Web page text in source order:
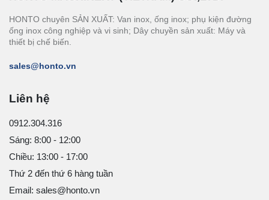
HONTO chuyên SẢN XUẤT: Van inox, ống inox; phụ kiện đường
ống inox công nghiệp và vi sinh; Dây chuyền sản xuất: Máy và
thiết bị chế biến.
sales@honto.vn
Liên hệ
0912.304.316
Sáng: 8:00 - 12:00
Chiều: 13:00 - 17:00
Thứ 2 đến thứ 6 hàng tuần
Email: sales@honto.vn